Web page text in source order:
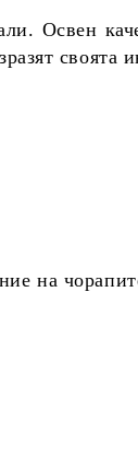
Освен
своята
на